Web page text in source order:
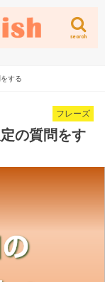
search
する
フレーズ
の質問をす